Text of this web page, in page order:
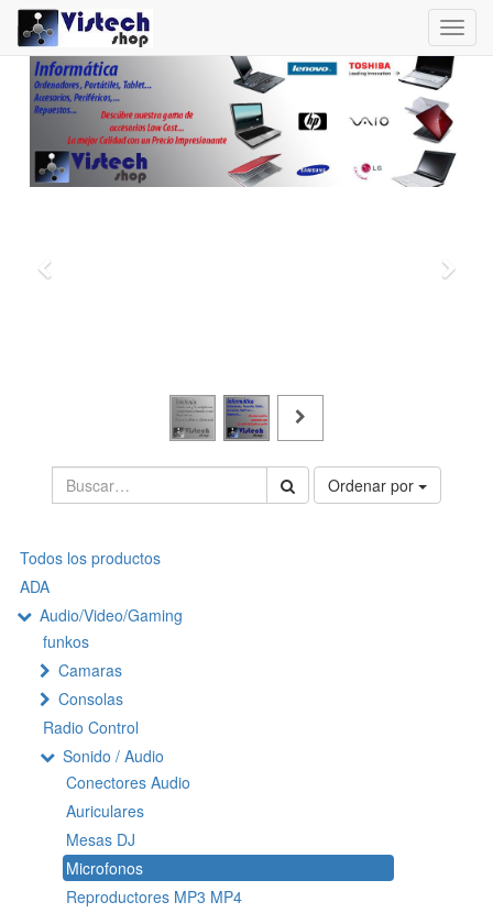
Ordenar por
Todos los productos
ADA
Audio/Video/Gaming
funkos
Camaras
Consolas
Radio Control
Sonido / Audio
Conectores Audio
Auriculares
Mesas DJ
Microfonos
Reproductores MP3 MP4